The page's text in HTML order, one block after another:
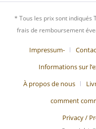
* Tous les prix sont indiqués
frais de remboursement
Impressum-
Informations sur
À propos de nous
comment
Privacy /